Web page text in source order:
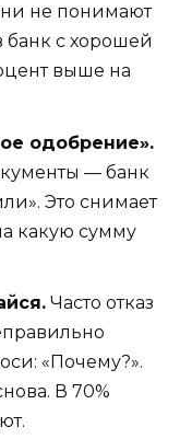
не понимают
с хорошей
выше на
одобрение».
— банк
Это снимает
какую сумму
Часто отказ
«Почему?».
В 70%